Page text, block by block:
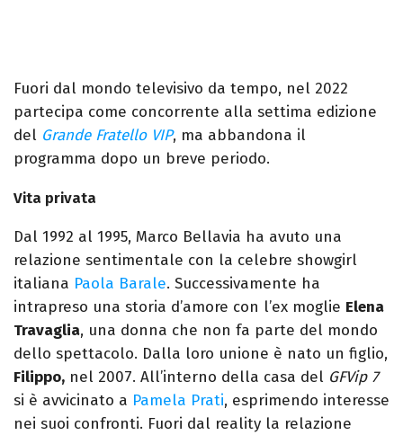
Fuori dal mondo televisivo da tempo, nel 2022
partecipa come concorrente alla settima edizione
del Grande Fratello VIP, ma abbandona il
programma dopo un breve periodo.
Vita privata
Dal 1992 al 1995, Marco Bellavia ha avuto una
relazione sentimentale con la celebre showgirl
italiana Paola Barale. Successivamente ha
intrapreso una storia d’amore con l’ex moglie Elena
Travaglia, una donna che non fa parte del mondo
dello spettacolo. Dalla loro unione è nato un figlio,
Filippo, nel 2007. All’interno della casa del GFVip 7
si è avvicinato a Pamela Prati, esprimendo interesse
nei suoi confronti. Fuori dal reality la relazione